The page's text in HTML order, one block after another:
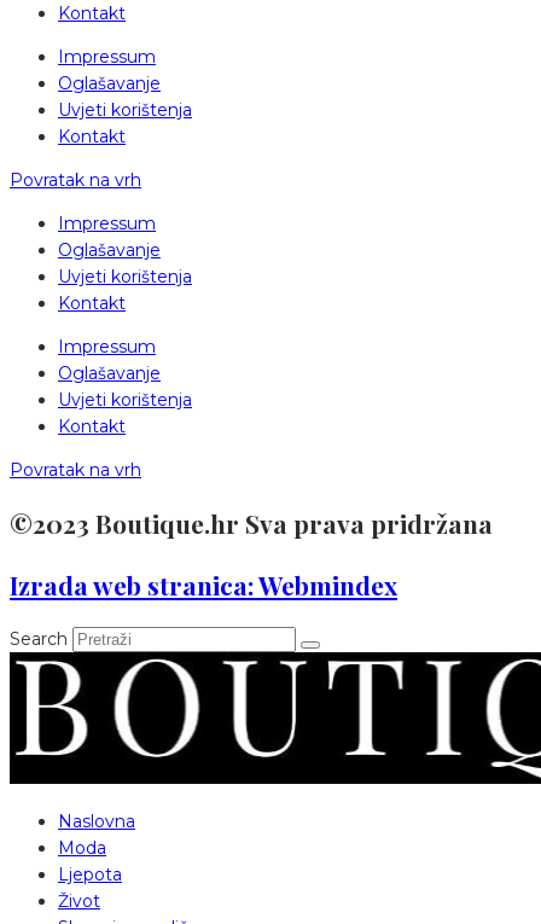
Kontakt
Impressum
Oglašavanje
Uvjeti korištenja
Kontakt
Povratak na vrh
Impressum
Oglašavanje
Uvjeti korištenja
Kontakt
Impressum
Oglašavanje
Uvjeti korištenja
Kontakt
Povratak na vrh
©2023 Boutique.hr Sva prava pridržana
Izrada web stranica: Webmindex
Search
Naslovna
Moda
Ljepota
Život